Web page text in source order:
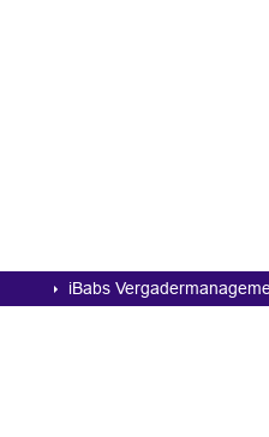
iBabs